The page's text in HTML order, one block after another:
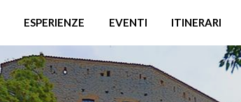
ESPERIENZE EVENTI ITINERARI